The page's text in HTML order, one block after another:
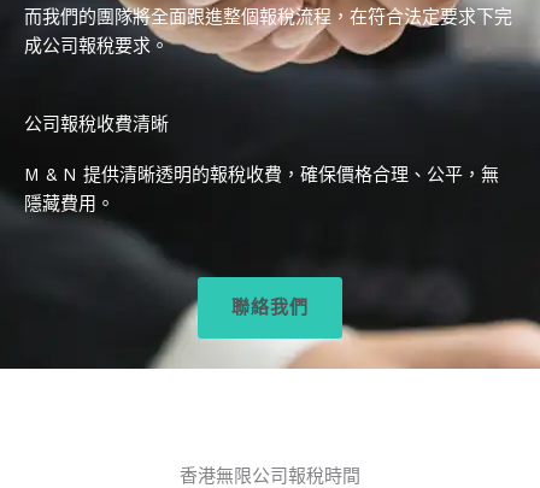
而我們的團隊將全面跟進整個報稅流程，在符合法定要求下完
成公司報稅要求。
公司報稅收費清晰
M & N 提供清晰透明的報稅收費，確保價格合理、公平，無
隱藏費用。
聯絡我們
香港無限公司報稅時間